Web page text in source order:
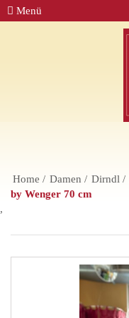
Menü
Home Damen Dirndl
by Wenger 70 cm
,